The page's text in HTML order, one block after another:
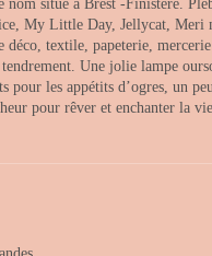
situé à Brest -Finistère.
My Little Day, Jellycat,
textile, papeterie,
Une jolie lampe
les appétits d’ogres, un
pour rêver et enchanter la vie